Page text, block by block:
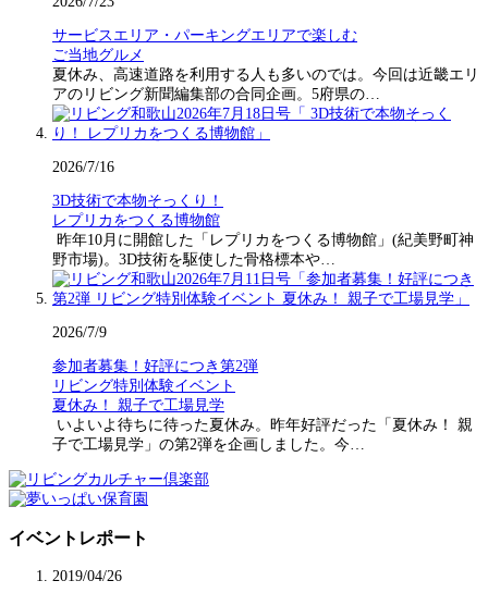
サービスエリア・パーキングエリアで楽しむ
ご当地グルメ
夏休み、高速道路を利用する人も多いのでは。今回は近畿エリ
アのリビング新聞編集部の合同企画。5府県の…
2026/7/16
3D技術で本物そっくり！
レプリカをつくる博物館
昨年10月に開館した「レプリカをつくる博物館」(紀美野町神
野市場)。3D技術を駆使した骨格標本や…
2026/7/9
参加者募集！好評につき第2弾
リビング特別体験イベント
夏休み！ 親子で工場見学
いよいよ待ちに待った夏休み。昨年好評だった「夏休み！ 親
子で工場見学」の第2弾を企画しました。今…
イベントレポート
2019/04/26